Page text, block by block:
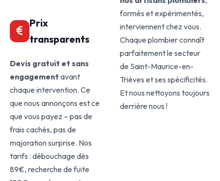
Prix
transparents
Devis gratuit et sans
engagement avant
chaque intervention. Ce
que nous annonçons est ce
que vous payez – pas de
frais cachés, pas de
majoration surprise. Nos
tarifs : débouchage dès
89€, recherche de fuite
formés et expérimentés,
interviennent chez vous.
Chaque plombier connaît
parfaitement le secteur
de Saint-Maurice-en-
Trièves et ses spécificités.
Et nous nettoyons toujours
derrière nous !